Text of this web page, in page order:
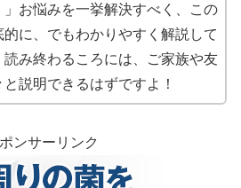
」お悩みを一挙解決すべく、この
的に、でもわかりやすく解説して
読み終わるころには、ご家族や友
と説明できるはずですよ！
ンサーリンク